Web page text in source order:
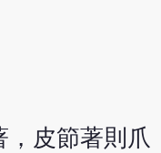
，皮節著則爪